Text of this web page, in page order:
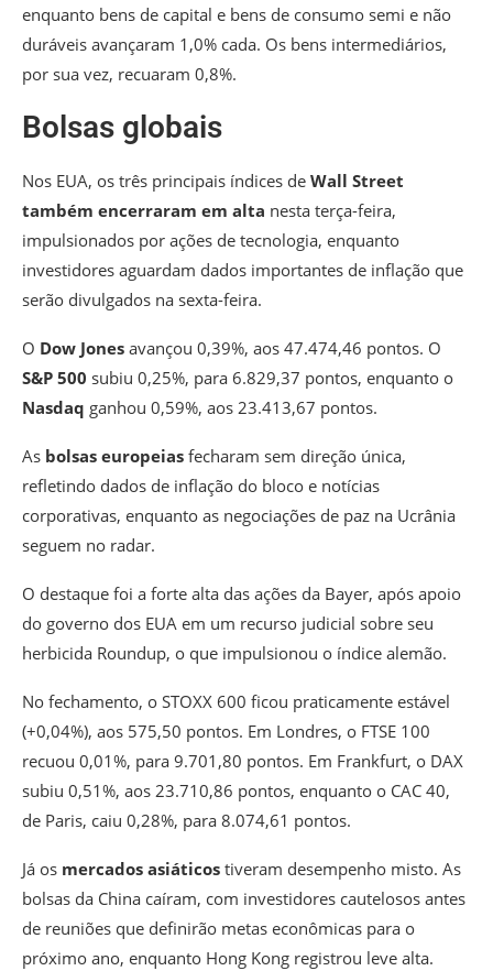
enquanto bens de capital e bens de consumo semi e não
duráveis avançaram 1,0% cada. Os bens intermediários,
por sua vez, recuaram 0,8%.
Bolsas globais
Nos EUA, os três principais índices de Wall Street
também encerraram em alta nesta terça-feira,
impulsionados por ações de tecnologia, enquanto
investidores aguardam dados importantes de inflação que
serão divulgados na sexta-feira.
O Dow Jones avançou 0,39%, aos 47.474,46 pontos. O
S&P 500 subiu 0,25%, para 6.829,37 pontos, enquanto o
Nasdaq ganhou 0,59%, aos 23.413,67 pontos.
As bolsas europeias fecharam sem direção única,
refletindo dados de inflação do bloco e notícias
corporativas, enquanto as negociações de paz na Ucrânia
seguem no radar.
O destaque foi a forte alta das ações da Bayer, após apoio
do governo dos EUA em um recurso judicial sobre seu
herbicida Roundup, o que impulsionou o índice alemão.
No fechamento, o STOXX 600 ficou praticamente estável
(+0,04%), aos 575,50 pontos. Em Londres, o FTSE 100
recuou 0,01%, para 9.701,80 pontos. Em Frankfurt, o DAX
subiu 0,51%, aos 23.710,86 pontos, enquanto o CAC 40,
de Paris, caiu 0,28%, para 8.074,61 pontos.
Já os mercados asiáticos tiveram desempenho misto. As
bolsas da China caíram, com investidores cautelosos antes
de reuniões que definirão metas econômicas para o
próximo ano, enquanto Hong Kong registrou leve alta.